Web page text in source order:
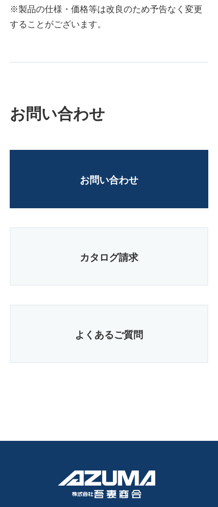
※製品の仕様・価格等は改良のため予告なく変更
することがございます。
お問い合わせ
お問い合わせ
カタログ請求
よくあるご質問